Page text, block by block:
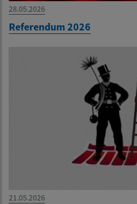
28.05.2026
Referendum 2026
21.05.2026